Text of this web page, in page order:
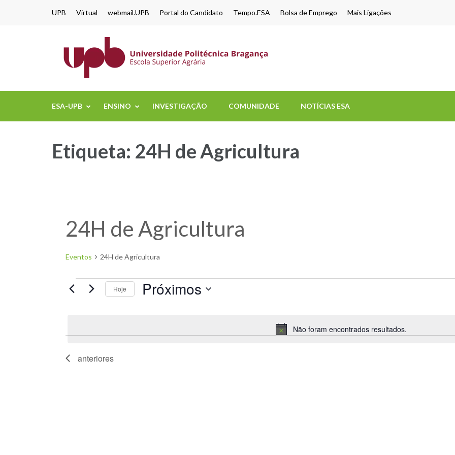
UPB Virtual webmail.UPB Portal do Candidato Tempo.ESA Bolsa de Emprego Mais Ligações
ESA-UPB ENSINO INVESTIGAÇÃO COMUNIDADE NOTÍCIAS ESA
Etiqueta: 24H de Agricultura
24H de Agricultura
Eventos 24H de Agricultura
Aviso
Não foram encontrados resultados.
Hoje Próximos
anteriores